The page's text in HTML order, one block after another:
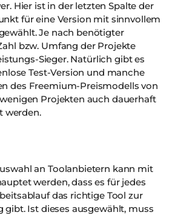
Hier ist in der letzten Spalte der
für eine Version mit sinnvollem
Je nach benötigter
bzw. Umfang der Projekte
Sieger. Natürlich gibt es
Test-Version und manche
des Freemium-Preismodells von
Projekten auch dauerhaft
werden.
an Toolanbietern kann mit
werden, dass es für jedes
das richtige Tool zur
gibt. Ist dieses ausgewählt, muss